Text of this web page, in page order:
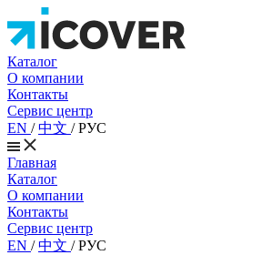
Каталог
О компании
Контакты
Сервис центр
EN /中文 /РУС
Главная
Каталог
О компании
Контакты
Сервис центр
EN /中文 /РУС